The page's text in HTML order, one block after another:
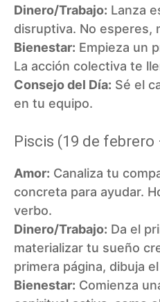
Dinero/Trabajo: Lanza
disruptiva. No esperes,
Bienestar: Empieza un
La acción colectiva te
Consejo del Día: Sé el
en tu equipo.
Piscis (19 de
Amor: Canaliza tu
concreta para ayudar.
verbo.
Dinero/Trabajo: Da el
materializar tu sueño
primera página, dibuja
Bienestar: Comienza